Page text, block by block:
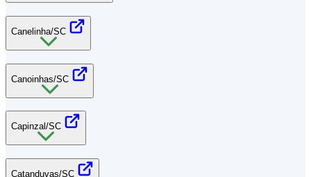
Canelinha/SC
Canoinhas/SC
Capinzal/SC
Catanduvas/SC